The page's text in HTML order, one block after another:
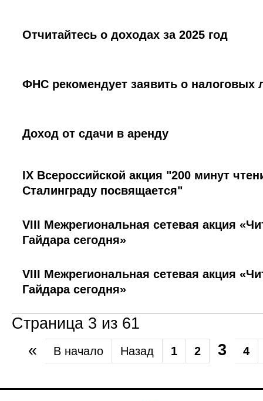
Отчитайтесь о доходах за 2025 год
ФНС рекомендует заявить о налоговых
Доход от сдачи в аренду
IX Всероссийской акция "200 минут
Сталинграду посвящается"
VIII Межрегиональная сетевая акция
Гайдара сегодня»
VIII Межрегиональная сетевая акция
Гайдара сегодня»
Страница 3 из 61
«
В начало Назад 1 2 3 4